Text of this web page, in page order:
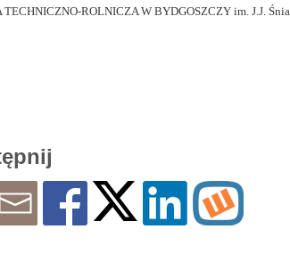
ROLNICZA W BYDGOSZCZY im. J.J.